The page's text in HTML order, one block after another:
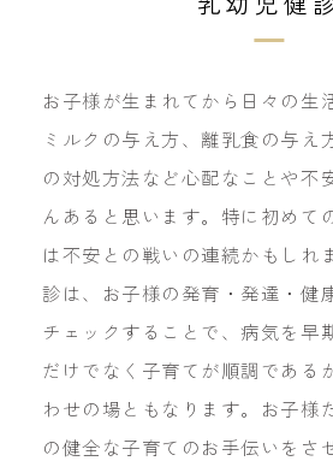
お子様が生まれてから日々の生
ミルクの与え方、離乳食の与え
の対処方法など心配なことや不
んあると思います。特に初めて
は不安との戦いの連続かもしれ
診は、お子様の発育・発達・健
チェックすることで、病気を早
だけでなく子育てが順調である
わせの場ともなります。お子様
の健全な子育てのお手伝いをさ